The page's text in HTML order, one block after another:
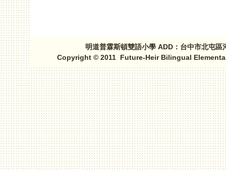
明道普霖斯頓雙語小學 ADD：台中市北屯
Copyright © 2011 Future-Heir Bilingual